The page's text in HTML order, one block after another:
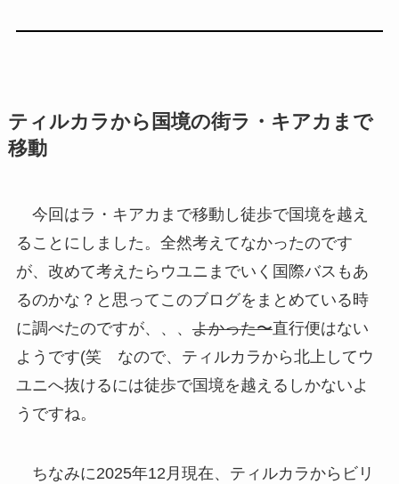
ティルカラから国境の街ラ・キアカまで
移動
今回はラ・キアカまで移動し徒歩で国境を越え
ることにしました。全然考えてなかったのです
が、改めて考えたらウユニまでいく国際バスもあ
るのかな？と思ってこのブログをまとめている時
に調べたのですが、、、 よかった〜直行便はない
ようです(笑 なので、ティルカラから北上してウ
ユニへ抜けるには徒歩で国境を越えるしかないよ
うですね。
ちなみに2025年12月現在、ティルカラからビリ